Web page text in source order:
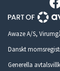
Awaze A/S,
Danskt
Generella